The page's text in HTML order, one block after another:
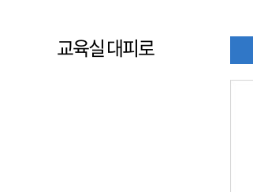
교육실 대피로